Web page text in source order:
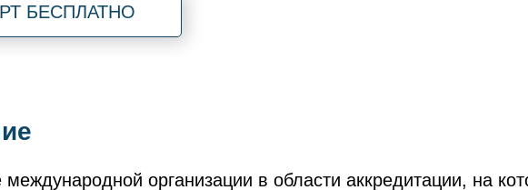
БЕСПЛАТНО
международной организации в области аккредитации, на